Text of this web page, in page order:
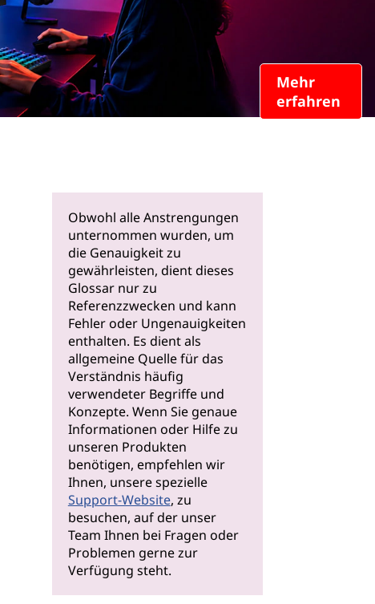
Mehr
erfahren
Obwohl alle Anstrengungen
unternommen wurden, um
die Genauigkeit zu
gewährleisten, dient dieses
Glossar nur zu
Referenzzwecken und kann
Fehler oder Ungenauigkeiten
enthalten. Es dient als
allgemeine Quelle für das
Verständnis häufig
verwendeter Begriffe und
Konzepte. Wenn Sie genaue
Informationen oder Hilfe zu
unseren Produkten
benötigen, empfehlen wir
Ihnen, unsere spezielle
Support-Website, zu
besuchen, auf der unser
Team Ihnen bei Fragen oder
Problemen gerne zur
Verfügung steht.